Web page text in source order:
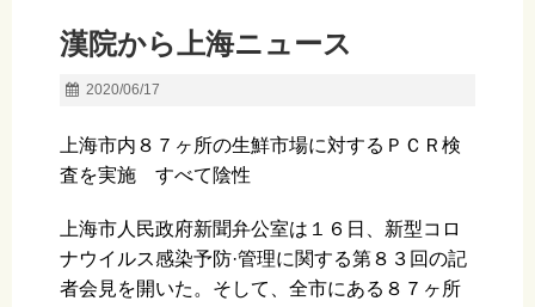
漢院から上海ニュース
2020/06/17
上海市内８７ヶ所の生鮮市場に対するＰＣＲ検
査を実施 すべて陰性
上海市人民政府新聞弁公室は１６日、新型コロ
ナウイルス感染予防·管理に関する第８３回の記
者会見を開いた。そして、全市にある８７ヶ所